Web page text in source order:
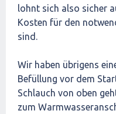
lohnt sich also sicher
Kosten für den
sind.
Wir haben übrigens
Befüllung vor dem
Schlauch von oben
zum